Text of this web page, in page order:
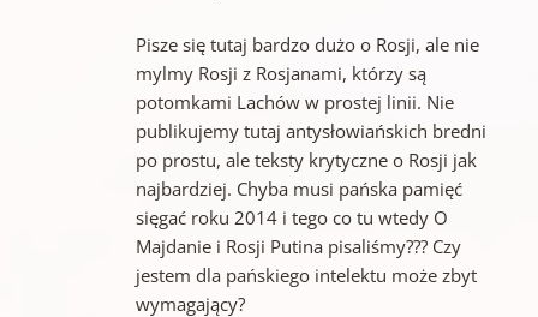
Pisze się tutaj bardzo dużo o Rosji, ale nie
mylmy Rosji z Rosjanami, którzy są
potomkami Lachów w prostej linii. Nie
publikujemy tutaj antysłowiańskich bredni
po prostu, ale teksty krytyczne o Rosji jak
najbardziej. Chyba musi pańska pamięć
sięgać roku 2014 i tego co tu wtedy O
Majdanie i Rosji Putina pisaliśmy??? Czy
jestem dla pańskiego intelektu może zbyt
wymagający?